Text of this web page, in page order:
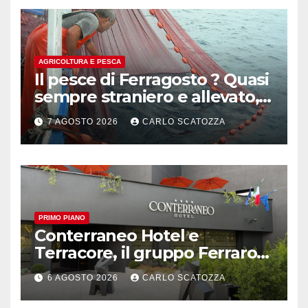
AGRICOLTURA E PESCA
Il pesce di Ferragosto ? Quasi
sempre straniero e allevato,
in sofferenza
7 AGOSTO 2026 CARLO SCATOZZA
PRIMO PIANO
Conterraneo Hotel e
Terracore, il gruppo Ferraro
amplia l’ ospitalità e il gusto
alle porte di Caserta
6 AGOSTO 2026 CARLO SCATOZZA